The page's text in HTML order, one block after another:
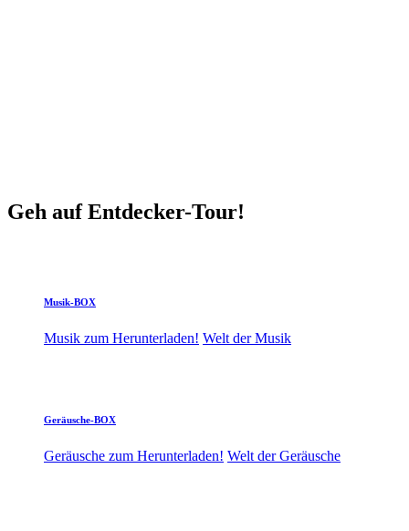
Geh auf Entdecker-Tour!
Musik-BOX
Musik zum Herunterladen! Welt der Musik
Geräusche-BOX
Geräusche zum Herunterladen! Welt der Geräusche